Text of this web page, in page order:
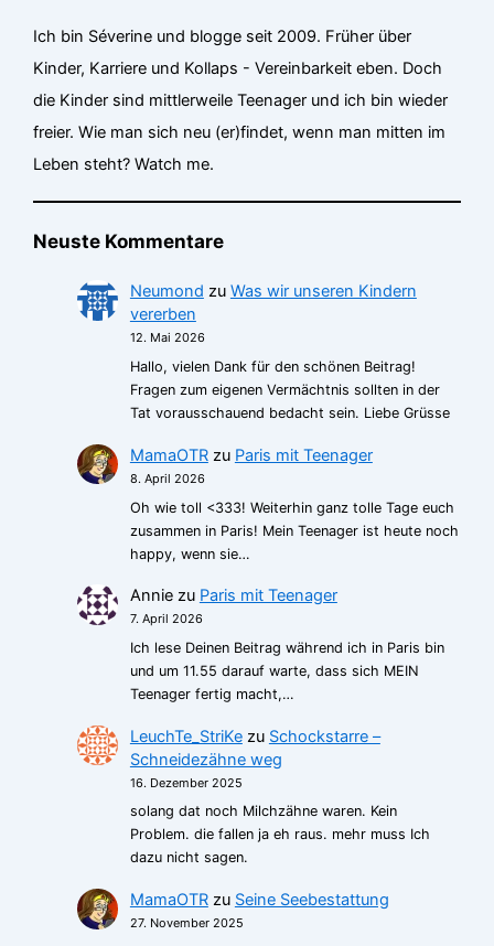
Ich bin Séverine und blogge seit 2009. Früher über
Kinder, Karriere und Kollaps - Vereinbarkeit eben. Doch
die Kinder sind mittlerweile Teenager und ich bin wieder
freier. Wie man sich neu (er)findet, wenn man mitten im
Leben steht? Watch me.
Neuste Kommentare
Neumond zu Was wir unseren Kindern
vererben
12. Mai 2026
Hallo, vielen Dank für den schönen Beitrag!
Fragen zum eigenen Vermächtnis sollten in der
Tat vorausschauend bedacht sein. Liebe Grüsse
MamaOTRzu Paris mit Teenager
8. April 2026
Oh wie toll <333! Weiterhin ganz tolle Tage euch
zusammen in Paris! Mein Teenager ist heute noch
happy, wenn sie…
Anniezu Paris mit Teenager
7. April 2026
Ich lese Deinen Beitrag während ich in Paris bin
und um 11.55 darauf warte, dass sich MEIN
Teenager fertig macht,…
LeuchTe_StriKezu Schockstarre –
Schneidezähne weg
16. Dezember 2025
solang dat noch Milchzähne waren. Kein
Problem. die fallen ja eh raus. mehr muss Ich
dazu nicht sagen.
MamaOTRzu Seine Seebestattung
27. November 2025